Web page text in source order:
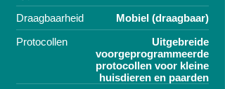
Draagbaarheid
Mobiel (draagbaar)
Protocollen
Uitgebreide
voorgeprogrammeerde
protocollen voor kleine
huisdieren en paarden